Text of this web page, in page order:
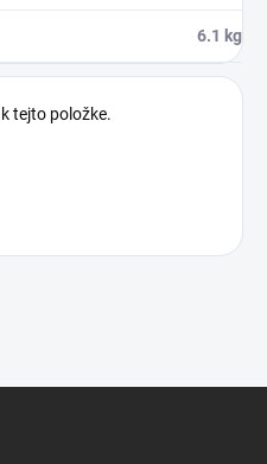
6.1 kg
tejto položke.